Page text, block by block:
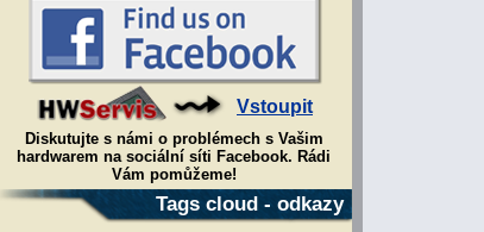
Vstoupit
Diskutujte s námi o problémech s Vašim
hardwarem na sociální síti Facebook. Rádi
Vám pomůžeme!
Tags cloud - odkazy